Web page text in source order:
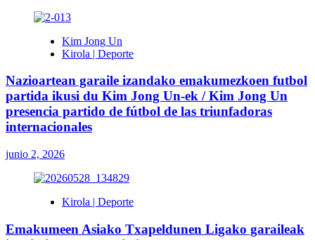
Kim Jong Un
Kirola | Deporte
Nazioartean garaile izandako emakumezkoen futbol
partida ikusi du Kim Jong Un-ek / Kim Jong Un
presencia partido de fútbol de las triunfadoras
internacionales
junio 2, 2026
Kirola | Deporte
Emakumeen Asiako Txapeldunen Ligako garaileak